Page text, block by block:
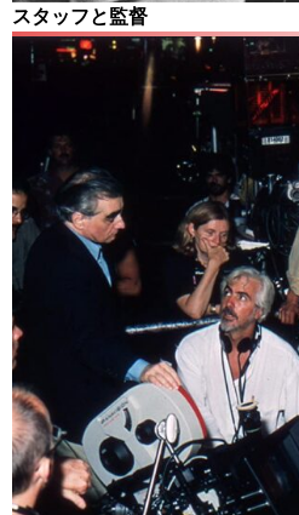
スタッフと監督